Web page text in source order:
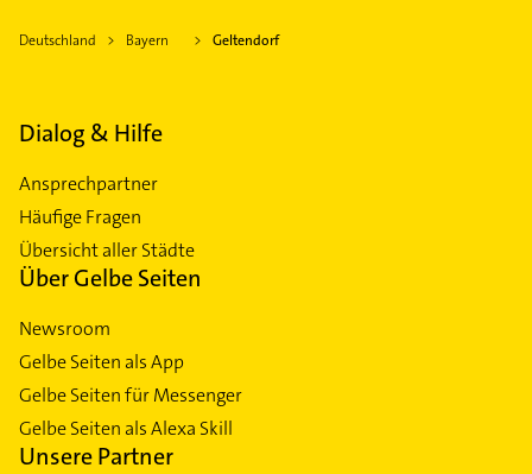
Deutschland Bayern Geltendorf
Dialog & Hilfe
Ansprechpartner
Häufige Fragen
Übersicht aller Städte
Über Gelbe Seiten
Newsroom
Gelbe Seiten als App
Gelbe Seiten für Messenger
Gelbe Seiten als Alexa Skill
Unsere Partner